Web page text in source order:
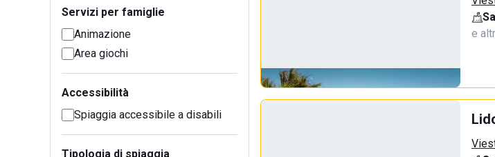
Servizi per famiglie
Animazione
Area giochi
Accessibilità
Spiaggia accessibile a disabili
Tipologia di spiaggia
e